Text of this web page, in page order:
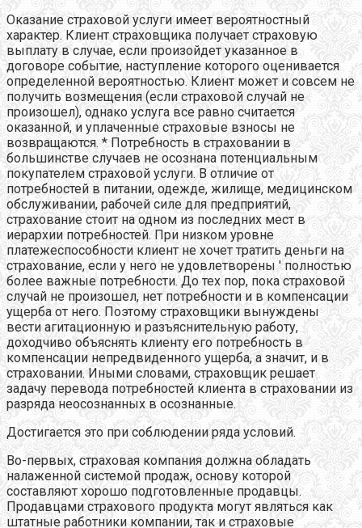
Оказание страховой услуги имеет вероятностный
характер. Клиент страховщика получает страховую
выплату в случае, если произойдет указанное в
договоре событие, наступление которого оценивается
определенной вероятностью. Клиент может и совсем не
получить возмещения (если страховой случай не
произошел), однако услуга все равно считается
оказанной, и уплаченные страховые взносы не
возвращаются. * Потребность в страховании в
большинстве случаев не осознана потенциальным
покупателем страховой услуги. В отличие от
потребностей в питании, одежде, жилище, медицинском
обслуживании, рабочей силе для предприятий,
страхование стоит на одном из последних мест в
иерархии потребностей. При низком уровне
платежеспособности клиент не хочет тратить деньги на
страхование, если у него не удовлетворены ' полностью
более важные потребности. До тех пор, пока страховой
случай не произошел, нет потребности и в компенсации
ущерба от него. Поэтому страховщики вынуждены
вести агитационную и разъяснительную работу,
доходчиво объяснять клиенту его потребность в
компенсации непредвиденного ущерба, а значит, и в
страховании. Иными словами, страховщик решает
задачу перевода потребностей клиента в страховании из
разряда неосознанных в осознанные.
Достигается это при соблюдении ряда условий.
Во-первых, страховая компания должна обладать
налаженной системой продаж, основу которой
составляют хорошо подготовленные продавцы.
Продавцами страхового продукта могут являться как
штатные работники компании, так и страховые